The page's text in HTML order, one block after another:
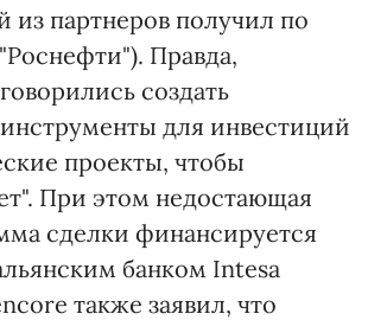
из партнеров получил по
Правда,
создать
для инвестиций
проекты, чтобы
При этом недостающая
сделки финансируется
банком Intesa
также заявил, что